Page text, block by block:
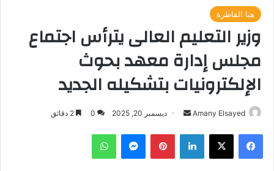
هنا القاطرة
وزير التعليم العالى يترأس اجتماع
مجلس إدارة معهد بحوث
الإلكترونيات بتشكيله الجديد
Amany Elsayed
أرسل
إلكترونيا
ديسمبر 20, 2025 0
فيسبوك ‫X لينكدإن بينتيريستماسنجر واتساب